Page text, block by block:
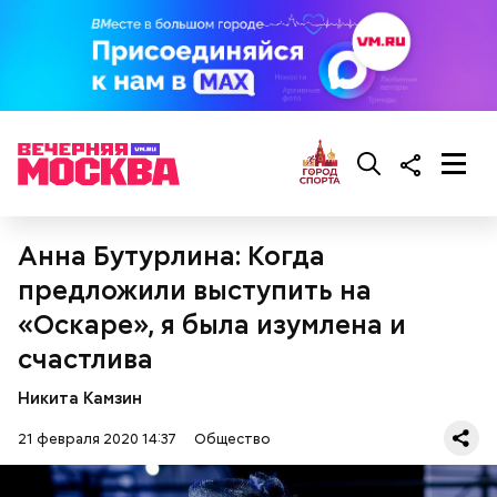
Анна Бутурлина: Когда
предложили выступить на
«Оскаре», я была изумлена и
счастлива
Никита Камзин
21 февраля 2020 14:37 Общество
Помози мне грешному и унылому в настоящем сем
Николай-угодник и народный
календарь
Суп крестьянский